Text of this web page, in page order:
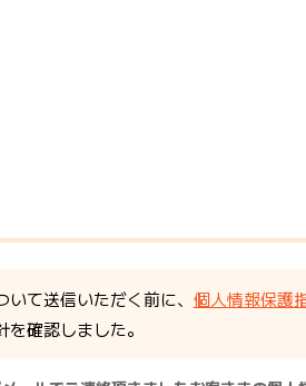
て送信いただく前に、 個人情報保護
確認しました。